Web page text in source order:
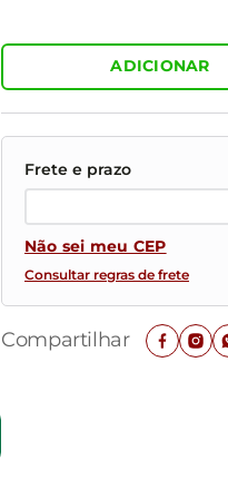
ADICIONAR
Não sei meu CEP
Consultar regras de frete
Compartilhar